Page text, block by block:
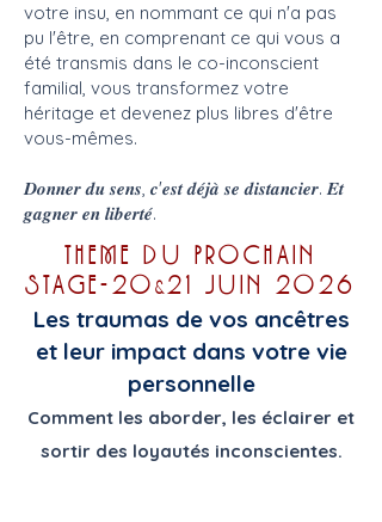
votre insu, en nommant ce qui n'a pas
pu l'être, en comprenant ce qui vous a
été transmis dans le co-inconscient
familial, vous transformez votre
héritage et devenez plus libres d'être
vous-mêmes.
𝑫𝒐𝒏𝒏𝒆𝒓 𝒅𝒖 𝒔𝒆𝒏𝒔, 𝒄'𝒆𝒔𝒕 𝒅𝒆́𝒋𝒂̀ 𝒔𝒆 𝒅𝒊𝒔𝒕𝒂𝒏𝒄𝒊𝒆𝒓. 𝑬𝒕
𝒈𝒂𝒈𝒏𝒆𝒓 𝒆𝒏 𝒍𝒊𝒃𝒆𝒓𝒕𝒆́.
THEME DU PROCHAIN
STAGE-20 & 21 JUIN 2026
Les traumas de vos ancêtres
et leur impact dans votre vie
personnelle
Comment les aborder, les éclairer et
sortir des loyautés inconscientes.